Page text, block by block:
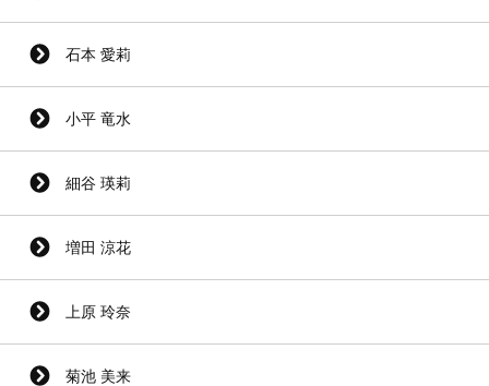
石本 愛莉
小平 竜水
細谷 瑛莉
増田 涼花
上原 玲奈
菊池 美来